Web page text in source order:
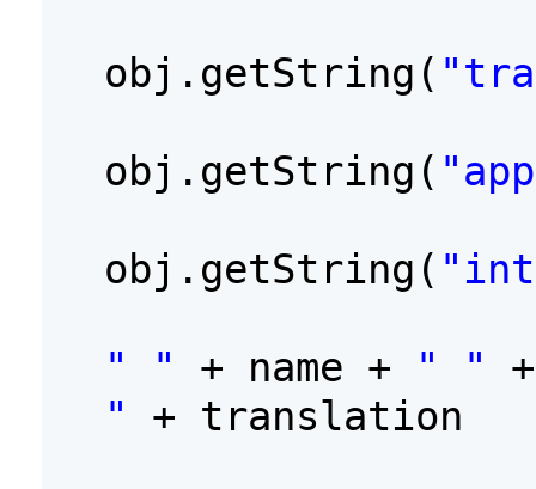
obj.getString(
obj.getString(
obj.getString(
" " + name + " "
"
+ translation